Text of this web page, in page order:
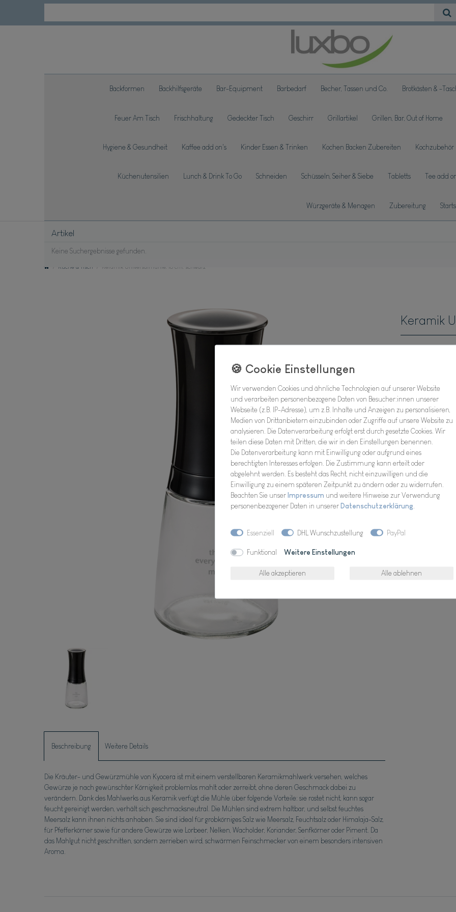
Backformen Backhilfsgeräte Bar-Equipment Barbedarf Becher, Tassen und Co. Brotkästen & -
Feuer Am Tisch Frischhaltung Gedeckter Tisch Geschirr Grillartikel Grillen, Bar, Out of Home
Hygiene & Gesundheit Kaffee add on's Kinder Essen & Trinken Kochen Backen Zubereiten Kochzubehör
Küchenutensilien Lunch & Drink To Go Schneiden Schüsseln, Seiher & Siebe Tabletts Tee add
Würzgeräte & Menagen Zubereitung
Artikel
Keine Suchergebnisse gefunden.
Küche & Tisch Keramik Universalmühle, 16 cm, schwarz
Keramik
29,98
Inhalt1Stück
Verfügbarkeit:
Beschreibung Weitere Details
Die Kräuter- und Gewürzmühle von Kyocera ist mit einem verstellbaren Keramikmahlwerk versehen, welches
Gewürze je nach gewünschter Körnigkeit problemlos mahlt oder zerreibt, ohne deren Geschmack dabei zu
verändern. Dank des Mahlwerks aus Keramik verfügt die Mühle über folgende Vorteile: sie rostet nicht, kann sogar
feucht gereinigt werden, verhält sich geschmacksneutral. Die Mühlen sind extrem haltbar, und selbst feuchtes
Meersalz kann ihnen nichts anhaben. Sie sind ideal für grobkörniges Salz wie Meersalz, Feuchtsalz oder Himalaja-Salz,
für Pfefferkörner sowie für andere Gewürze wie Lorbeer, Nelken, Wacholder, Koriander, Senfkörner oder Piment. Da
das Mahlgut nicht geschnitten, sondern zerrieben wird, schwärmen Feinschmecker von einem besonders intensiven
Aroma.
Wir verwenden Cookies und ähnliche Technologien auf unserer Website
und verarbeiten personenbezogene Daten von Besucher:innen unserer
Webseite (z.B. IP-Adresse), um z.B. Inhalte und Anzeigen zu personalisieren,
Medien von Drittanbietern einzubinden oder Zugriffe auf unsere Website zu
analysieren. Die Datenverarbeitung erfolgt erst durch gesetzte Cookies. Wir
teilen diese Daten mit Dritten, die wir in den Einstellungen benennen.
Die Datenverarbeitung kann mit Einwilligung oder aufgrund eines
berechtigten Interesses erfolgen. Die Zustimmung kann erteilt oder
abgelehnt werden. Es besteht das Recht, nicht einzuwilligen und die
Einwilligung zu einem späteren Zeitpunkt zu ändern oder zu widerrufen.
Beachten Sie unserImpressum und weitere Hinweise zur Verwendung
personenbezogener Daten in unsererDaten­schutz­erklärung
Essenziell DHL Wunschzustellung PayPal
Funktional Weitere Einstellungen
Alle akzeptieren Alle ablehnen